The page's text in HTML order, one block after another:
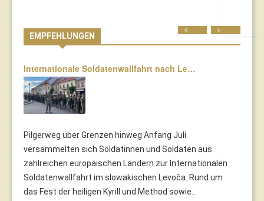
EMPFEHLUNGEN
Internationale Soldatenwallfahrt nach Le…
Pilgerweg über Grenzen hinweg Anfang Juli
versammelten sich Soldatinnen und Soldaten aus
zahlreichen europäischen Ländern zur Internationalen
Soldatenwallfahrt im slowakischen Levoča. Rund um
das Fest der heiligen Kyrill und Method sowie...